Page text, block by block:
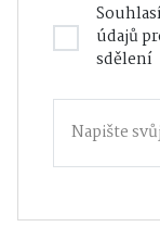
údajů
sdělení